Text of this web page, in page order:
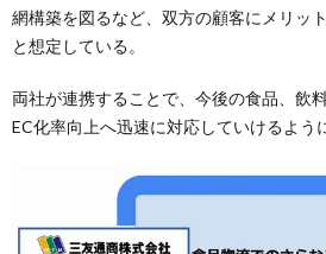
網構築を図るなど、双方の顧客にメリッ
と想定している。
両社が連携することで、今後の食品、飲
EC化率向上へ迅速に対応していけるよう